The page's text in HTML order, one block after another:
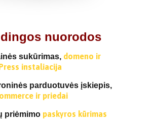
nuorodos
sukūrimas, domeno ir
instaliacija
parduotuvės įskiepis,
ir priedai
priėmimo paskyros kūrimas